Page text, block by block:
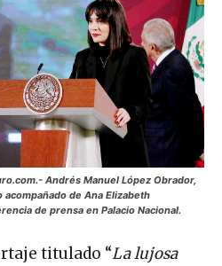
Andrés Manuel López Obrador,
de Ana Elizabeth
de prensa en Palacio Nacional.
titulado “La lujosa